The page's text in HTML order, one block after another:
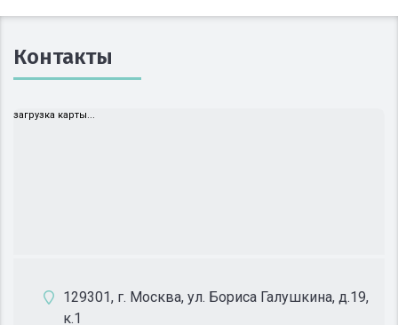
Контакты
загрузка карты...
129301, г. Москва, ул. Бориса Галушкина, д.19,
к.1